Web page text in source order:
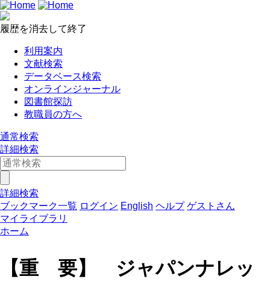
履歴を消去して終了
利用案内
文献検索
データベース検索
オンラインジャーナル
図書館探訪
教職員の方へ
通常検索
詳細検索
詳細検索
ブックマーク一覧 ログイン English ヘルプ ゲストさん
マイライブラリ
ホーム
【重 要】 ジャパンナレッ